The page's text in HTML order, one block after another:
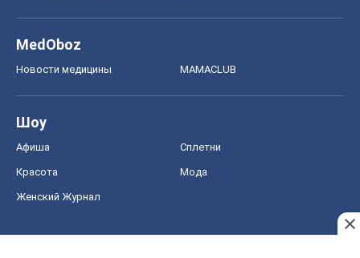
MedOboz
Новости медицины MAMACLUB
Шоу
Афиша Сплетни
Красота Мода
Женский Журнал